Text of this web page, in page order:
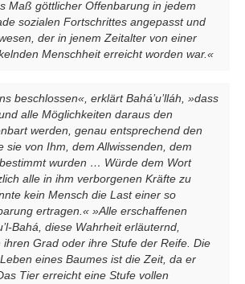
Maß göttlicher Offenbarung in jedem
sozialen Fortschrittes angepasst und
der in jenem Zeitalter von einer
Menschheit erreicht worden war.«
beschlossen«, erklärt Bahá’u’lláh, »dass
alle Möglichkeiten daraus den
werden, genau entsprechend den
sie von Ihm, dem Allwissenden, dem
wurden … Würde dem Wort
alle in ihm verborgenen Kräfte zu
kein Mensch die Last einer so
ertragen.« »Alle erschaffenen
Bahá, diese Wahrheit erläuternd,
ihren Grad oder ihre Stufe der Reife. Die
eines Baumes ist die Zeit, da er
Tier erreicht eine Stufe vollen